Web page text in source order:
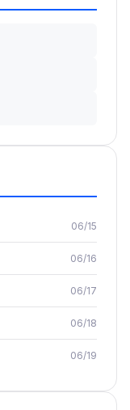
06/15
06/16
06/17
06/18
06/19